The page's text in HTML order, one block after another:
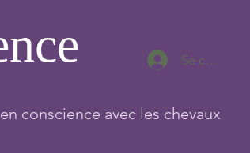
conscience avec les chevaux
Se connecter